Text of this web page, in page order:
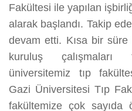
Fakültesi ile yapılan
alarak başlandı. Takip
devam etti. Kısa bir
kuruluş çalışmaları
üniversitemiz tıp
Gazi Üniversitesi Tıp
fakültemize çok sayıda